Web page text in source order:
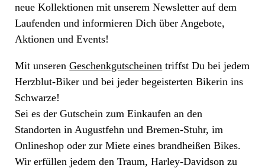
neue Kollektionen mit unserem Newsletter auf dem
Laufenden und informieren Dich über Angebote,
Aktionen und Events!
Mit unserenGeschenkgutscheinen triffst Du bei jedem
Herzblut-Biker und bei jeder begeisterten Bikerin ins
Schwarze!
Sei es der Gutschein zum Einkaufen an den
Standorten in Augustfehn und Bremen-Stuhr, im
Onlineshop oder zur Miete eines brandheißen Bikes.
Wir erfüllen jedem den Traum, Harley-Davidson zu